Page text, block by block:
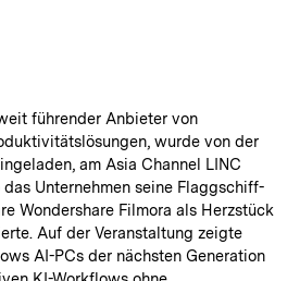
führender Anbieter von
wurde von der
am Asia Channel LINC
Unternehmen seine Flaggschiff-
Wondershare Filmora als Herzstück
Auf der Veranstaltung zeigte
AI-PCs der nächsten Generation